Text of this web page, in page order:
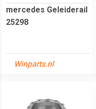
mercedes Geleiderail
25298
Winparts.nl